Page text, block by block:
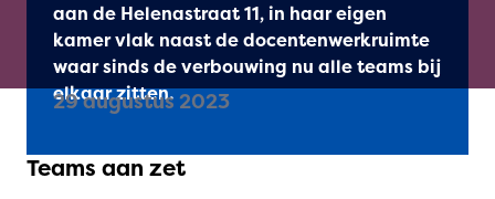
aan de Helenastraat 11, in haar eigen
kamer vlak naast de docentenwerkruimte
waar sinds de verbouwing nu alle teams bij
elkaar zitten.
29 augustus 2023
Teams aan zet